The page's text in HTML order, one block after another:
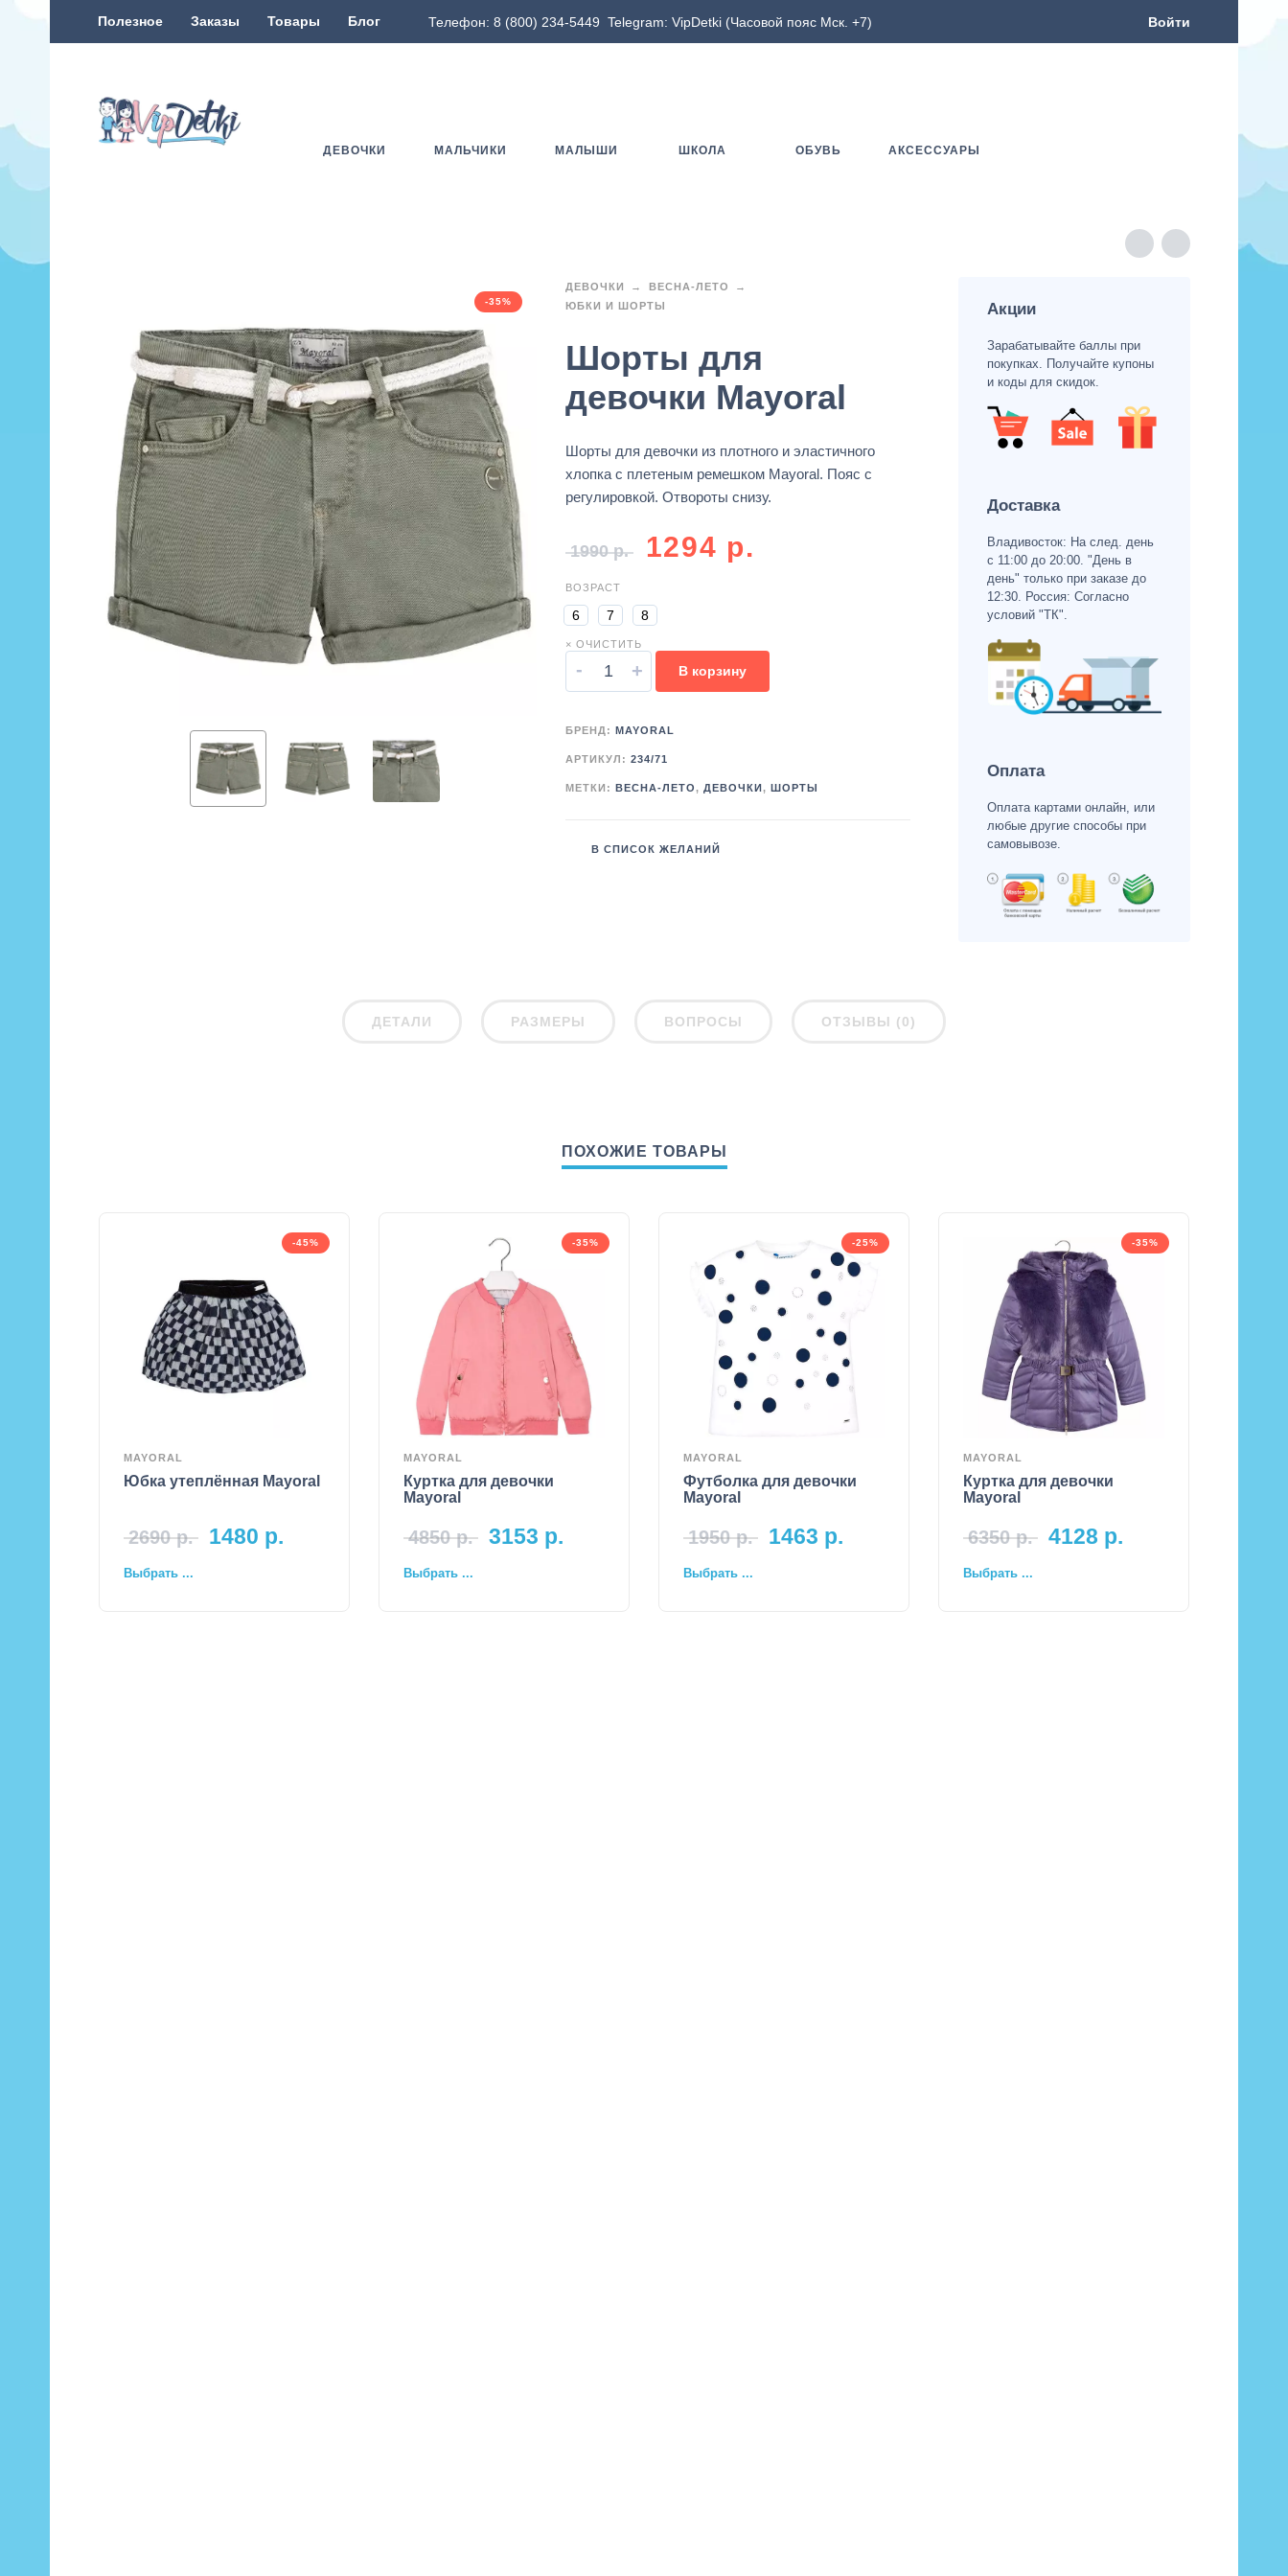
Полезное Заказы Товары Блог Телефон: 8 (800) 234-5449 Telegram: VipDetki (Часовой пояс Мск. +7) Войти
ДЕВОЧКИ МАЛЬЧИКИ МАЛЫШИ ШКОЛА ОБУВЬ АКСЕССУАРЫ
-35%
ДЕВОЧКИ
ВЕСНА-ЛЕТО
ЮБКИ И ШОРТЫ
Шорты для
девочки Mayoral
Шорты для девочки из плотного и эластичного
хлопка с плетеным ремешком Mayoral. Пояс с
регулировкой. Отвороты снизу.
1990р. 1294 р.
ВОЗРАСТ
6 7 8
× ОЧИСТИТЬ
- + В корзину
БРЕНД: MAYORAL
АРТИКУЛ: 234/71
МЕТКИ: ВЕСНА-ЛЕТО, ДЕВОЧКИ , ШОРТЫ
В СПИСОК ЖЕЛАНИЙ
Акции
Зарабатывайте баллы при
покупках. Получайте купоны
и коды для скидок.
Доставка
Владивосток: На след. день
с 11:00 до 20:00. "День в
день" только при заказе до
12:30. Россия: Согласно
условий "ТК".
Оплата
Оплата картами онлайн, или
любые другие способы при
самовывозе.
ДЕТАЛИ РАЗМЕРЫ ВОПРОСЫ ОТЗЫВЫ (0)
ПОХОЖИЕ ТОВАРЫ
-45%
MAYORAL
Юбка утеплённая Mayoral
2690р. 1480 р.
Выбрать ...
-35%
MAYORAL
Куртка для девочки
Mayoral
4850р. 3153 р.
Выбрать ...
-25%
MAYORAL
Футболка для девочки
Mayoral
1950р. 1463 р.
Выбрать ...
-35%
MAYORAL
Куртка для девочки
Mayoral
6350р. 4128 р.
Выбрать ...